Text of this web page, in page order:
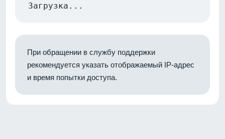
Загрузка...
При обращении в службу поддержки
рекомендуется указать отображаемый IP-адрес
и время попытки доступа.